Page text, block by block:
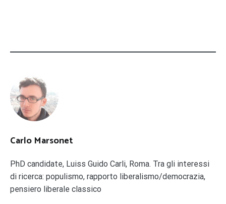
Carlo Marsonet
PhD candidate, Luiss Guido Carli, Roma. Tra gli interessi
di ricerca: populismo, rapporto liberalismo/democrazia,
pensiero liberale classico